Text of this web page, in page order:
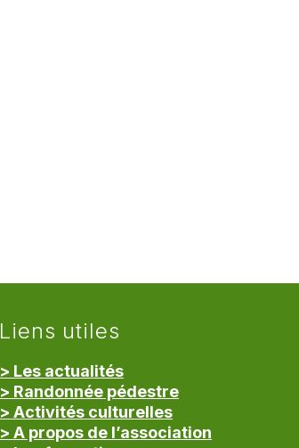
Liens utiles
> Les actualités
> Randonnée pédestre
> Activités culturelles
> A propos de l’association